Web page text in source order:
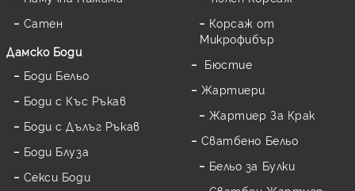
Сатен
Дамскo Боди
Боди Бельо
Боди с Къс Ръкав
Боди с Дълъг Ръкав
Боди Блуза
Секси Боди
Корсаж от
Микрофибър
Бюстие
Жартиери
Жартиер За Крак
Сватбено Бельо
Бельо за Булки